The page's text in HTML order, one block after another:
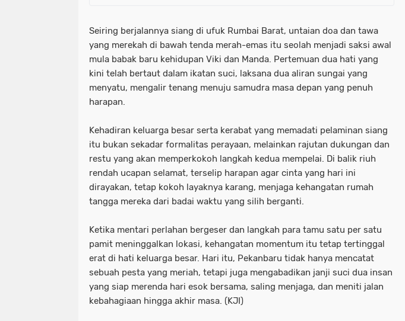
​Seiring berjalannya siang di ufuk Rumbai Barat, untaian doa dan tawa
yang merekah di bawah tenda merah-emas itu seolah menjadi saksi awal
mula babak baru kehidupan Viki dan Manda. Pertemuan dua hati yang
kini telah bertaut dalam ikatan suci, laksana dua aliran sungai yang
menyatu, mengalir tenang menuju samudra masa depan yang penuh
harapan.
​Kehadiran keluarga besar serta kerabat yang memadati pelaminan siang
itu bukan sekadar formalitas perayaan, melainkan rajutan dukungan dan
restu yang akan memperkokoh langkah kedua mempelai. Di balik riuh
rendah ucapan selamat, terselip harapan agar cinta yang hari ini
dirayakan, tetap kokoh layaknya karang, menjaga kehangatan rumah
tangga mereka dari badai waktu yang silih berganti.
​Ketika mentari perlahan bergeser dan langkah para tamu satu per satu
pamit meninggalkan lokasi, kehangatan momentum itu tetap tertinggal
erat di hati keluarga besar. Hari itu, Pekanbaru tidak hanya mencatat
sebuah pesta yang meriah, tetapi juga mengabadikan janji suci dua insan
yang siap merenda hari esok bersama, saling menjaga, dan meniti jalan
kebahagiaan hingga akhir masa. (KJI)